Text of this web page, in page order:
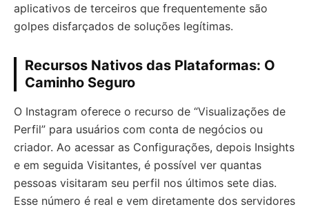
aplicativos de terceiros que frequentemente são
golpes disfarçados de soluções legítimas.
Recursos Nativos das Plataformas: O
Caminho Seguro
O Instagram oferece o recurso de “Visualizações de
Perfil” para usuários com conta de negócios ou
criador. Ao acessar as Configurações, depois Insights
e em seguida Visitantes, é possível ver quantas
pessoas visitaram seu perfil nos últimos sete dias.
Esse número é real e vem diretamente dos servidores